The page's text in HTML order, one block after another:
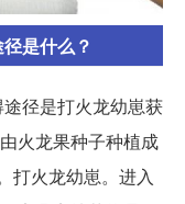
是什么？
径是打火龙幼崽获
火龙果种子种植成
打火龙幼崽。进入